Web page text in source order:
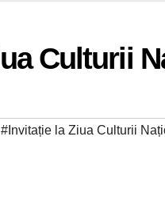
Culturii
#Invitație la Ziua Culturii